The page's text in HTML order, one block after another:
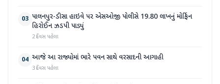
03 પાલનપુર-ડીસા હાઇવે પર એસઓજી પોલીસે 19.80 લાખનું મોર્ફિન
હિરોઈન ઝડપી પાડ્યું
2 દિવસ પહેલા
04 આજે આ રાજ્યોમાં ભારે પવન સાથે વરસાદની આગાહી
3 દિવસ પહેલા